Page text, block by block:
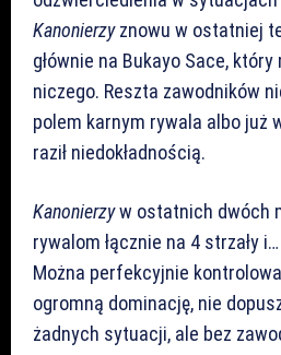
Kanonierzyznowu w ostatniej
głównie na Bukayo Sace, który
niczego. Reszta zawodników
polem karnym rywala albo już
raził niedokładnością.
Kanonierzyw ostatnich dwóch
rywalom łącznie na 4 strzały
Można perfekcyjnie
ogromną dominację, nie
żadnych sytuacji, ale bez